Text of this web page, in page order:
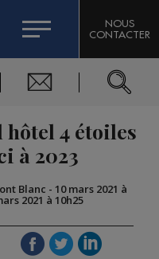
L'EXPERT
SKIABLES
BLANC
NOUS
CONTACTER
hôtel 4 étoiles
à 2023
Blanc - 10 mars 2021 à
2021 à 10h25